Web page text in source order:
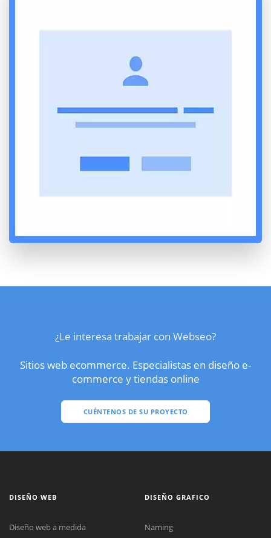
¿Le interesa trabajar con Webseo?
Sitios web ecommerce. Especialistas en diseño e-
commerce y tiendas online
CUÉNTENOS DE SU PROYECTO
DISEÑO WEB
Diseño web a medida
DISEÑO GRAFICO
Naming